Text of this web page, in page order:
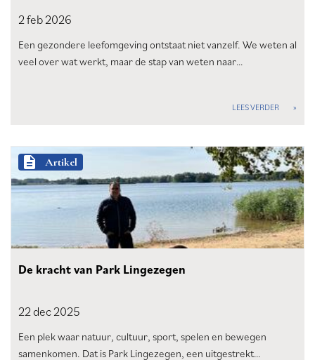
2 feb2026
Een gezondere leefomgeving ontstaat niet vanzelf. We weten al
veel over wat werkt, maar de stap van weten naar…
LEES VERDER
description Artikel
De kracht van Park Lingezegen
22 dec2025
Een plek waar natuur, cultuur, sport, spelen en bewegen
samenkomen. Dat is Park Lingezegen, een uitgestrekt…